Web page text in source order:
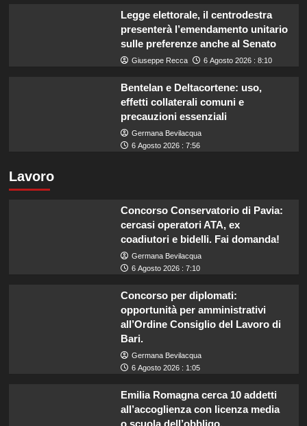
Legge elettorale, il centrodestra
presenterà l’emendamento unitario
sulle preferenze anche al Senato
Giuseppe Recca 6 Agosto 2026 : 8:10
Bentelan e Deltacortene: uso,
effetti collaterali comuni e
precauzioni essenziali
Germana Bevilacqua
6 Agosto 2026 : 7:56
Lavoro
Concorso Conservatorio di Pavia:
cercasi operatori ATA, ex
coadiutori e bidelli. Fai domanda!
Germana Bevilacqua
6 Agosto 2026 : 7:10
Concorso per diplomati:
opportunità per amministrativi
all’Ordine Consiglio del Lavoro di
Bari.
Germana Bevilacqua
6 Agosto 2026 : 1:05
Emilia Romagna cerca 10 addetti
all’accoglienza con licenza media